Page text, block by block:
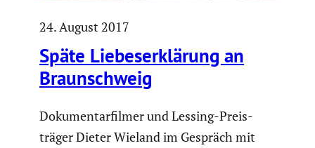
24. August 2017
Späte Liebes­er­klä­rung an
Braun­schweig
Dokumen­tar­filmer und Lessing-Preis­
träger Dieter Wieland im Gespräch mit